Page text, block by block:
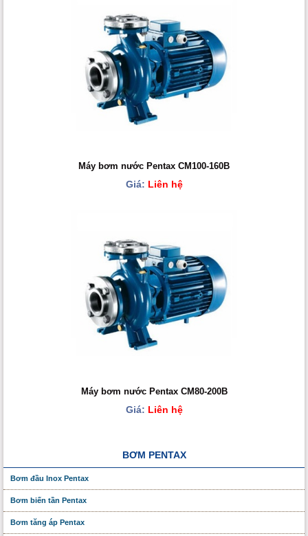
Máy bơm nước Pentax CM100-160B
Giá: Liên hệ
Máy bơm nước Pentax CM80-200B
Giá: Liên hệ
BƠM PENTAX
Bơm đầu Inox Pentax
Bơm biến tần Pentax
Bơm tăng áp Pentax